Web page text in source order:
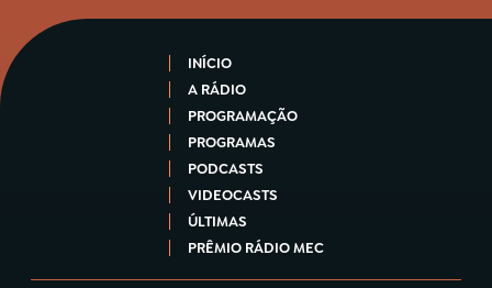
INÍCIO
A RÁDIO
PROGRAMAÇÃO
PROGRAMAS
PODCASTS
VIDEOCASTS
ÚLTIMAS
PRÊMIO RÁDIO MEC